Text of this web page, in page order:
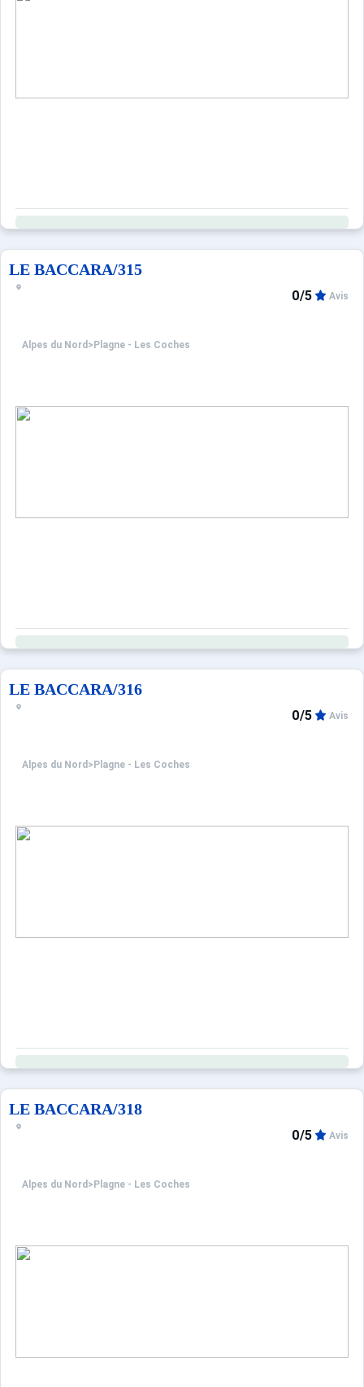
LE BACCARA/315
Alpes du Nord > Plagne - Les Coches
0/5 Avis
LE BACCARA/316
Alpes du Nord > Plagne - Les Coches
0/5 Avis
LE BACCARA/318
Alpes du Nord > Plagne - Les Coches
0/5 Avis